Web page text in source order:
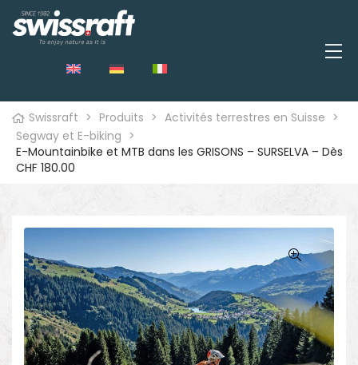
Swissraft > Produits > Activités terrestres en Suisse >
Segway et E-biking >
E-Mountainbike et MTB dans les GRISONS – SURSELVA – Dès
CHF 180.00
🔍